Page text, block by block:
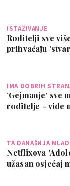
ISTAŽIVANJE
Roditelji sve
prihvaćaju
IMA DOBRIH
'Gejmanje' sve
roditelje - vide
TA DANAŠNJA
Netflixova
užasan osjećaj